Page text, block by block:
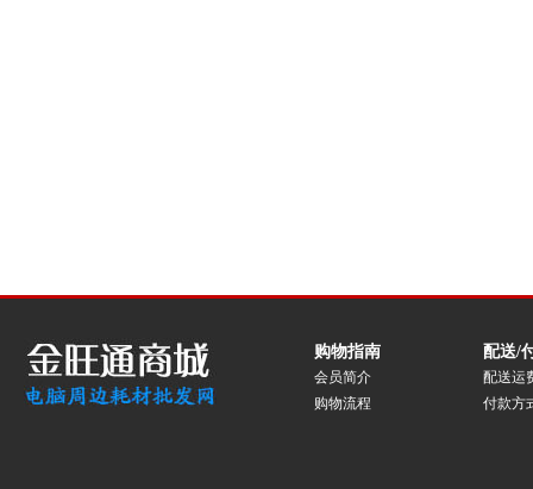
购物指南
会员简介
购物流程
配送/
配送运
付款方